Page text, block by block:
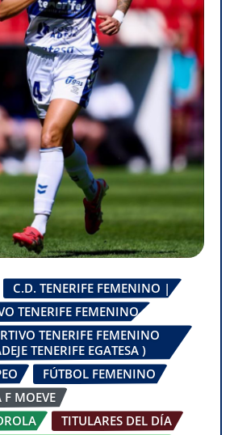
C.D. TENERIFE FEMENINO |
TENERIFE FEMENINO
TENERIFE FEMENINO
TENERIFE EGATESA )
FÚTBOL FEMENINO
F MOEVE
TITULARES DEL DÍA